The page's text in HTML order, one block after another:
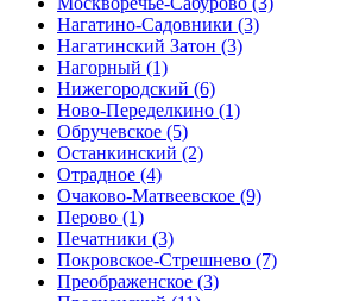
Нагатино-Садовники (3)
Нагатинский Затон (3)
Нагорный (1)
Нижегородский (6)
Ново-Переделкино (1)
Обручевское (5)
Останкинский (2)
Отрадное (4)
Очаково-Матвеевское (9)
Перово (1)
Печатники (3)
Покровское-Стрешнево (7)
Преображенское (3)